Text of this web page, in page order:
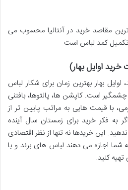
مقاصد خرید در آنتالیا محسوب می
تکمیل کمد لباس است.
اوایل بهار)
بهار بهترین زمان برای شکار لباس
است. کاپشن ها، پالتوها، بافتنی
با قیمت هایی به مراتب پایین تر از
فکر خرید برای زمستان سال آینده
این خریدها نه تنها از نظر اقتصادی
شما اجازه می دهند لباس های برند و با
کنید.